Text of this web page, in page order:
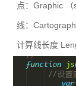
点：Graphic （
线：
计算线长度